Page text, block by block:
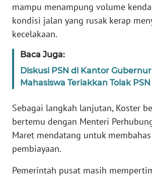
mampu menampung volume
kondisi jalan yang rusak kerap
kecelakaan.
Baca Juga:
Diskusi PSN di Kantor
Mahasiswa Teriakkan Tolak PSN
Sebagai langkah lanjutan, Koster
bertemu dengan Menteri
Maret mendatang untuk
pembiayaan.
Pemerintah pusat masih
WN
PAPUA
PAPUA
BARAT
WN
RIAU
WN